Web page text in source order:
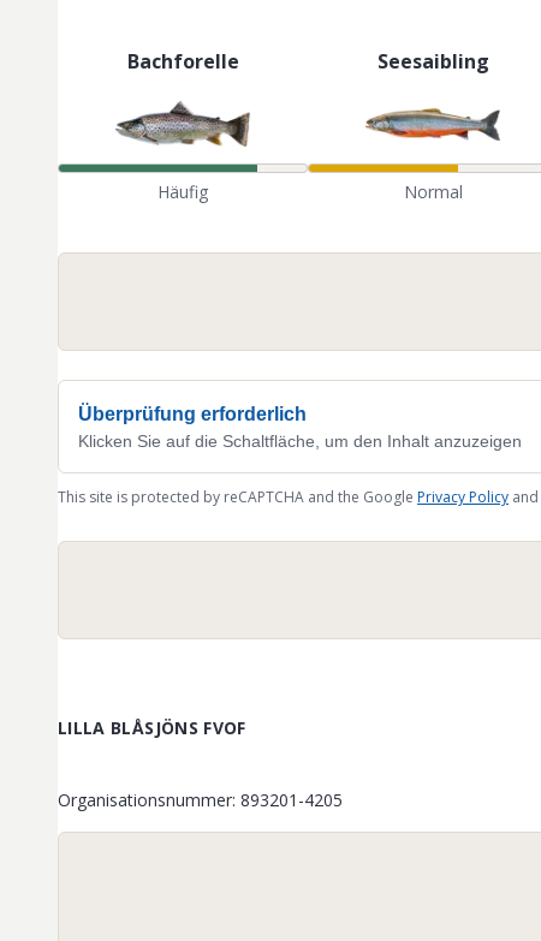
Bachforelle
Häufig
Seesaibling
Normal
Überprüfung erforderlich
Klicken Sie auf die Schaltfläche, um den Inhalt anzuzeigen
This site is protected by reCAPTCHA and the Google Privacy Policy and
LILLA BLÅSJÖNS FVOF
Organisationsnummer: 893201-4205